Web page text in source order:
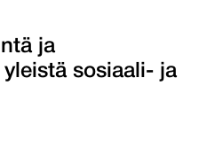
ja
sosiaali- ja